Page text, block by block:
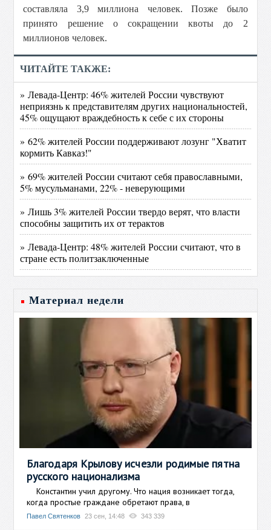
составляла 3,9 миллиона человек. Позже было
принято решение о сокращении квоты до 2
миллионов человек.
ЧИТАЙТЕ ТАКЖЕ:
» Левада-Центр: 46% жителей России чувствуют
неприязнь к представителям других национальностей,
45% ощущают враждебность к себе с их стороны
» 62% жителей России поддерживают лозунг "Хватит
кормить Кавказ!"
» 69% жителей России считают себя православными,
5% мусульманами, 22% - неверующими
» Лишь 3% жителей России твердо верят, что власти
способны защитить их от терактов
» Левада-Центр: 48% жителей России считают, что в
стране есть политзаключенные
Материал недели
Благодаря Крылову исчезли родимые пятна
русского национализма
Константин учил другому. Что нация возникает тогда,
когда простые граждане обретают права, в
Павел Святенков 23 сен, 14:48 343 339